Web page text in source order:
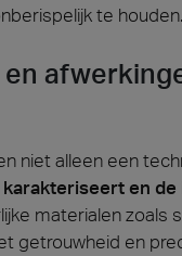
te houden.
niet alleen een
en
materialen zoals
getrouwheid en